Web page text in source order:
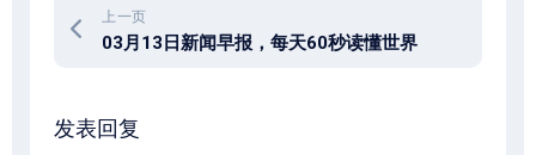
上一页
03月13日新闻早报，每天60秒读懂世界
发表回复